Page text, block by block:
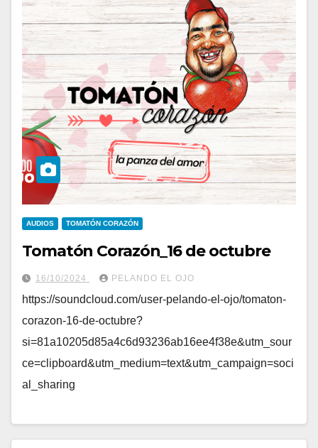
AUDIOS TOMATÓN CORAZÓN
Tomatón Corazón_16 de octubre
16/10/2024 PELANDO EL OJO
https://soundcloud.com/user-pelando-el-ojo/tomaton-
corazon-16-de-octubre?
si=81a10205d85a4c6d93236ab16ee4f38e&utm_sour
ce=clipboard&utm_medium=text&utm_campaign=soci
al_sharing